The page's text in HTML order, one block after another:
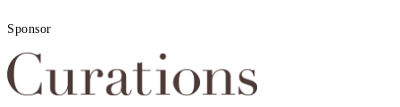
Sponsor